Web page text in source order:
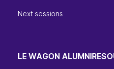
Next sessions
LE WAGON ALUMNI